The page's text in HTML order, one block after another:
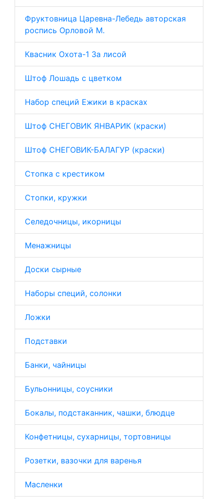
Фруктовница Царевна-Лебедь авторская
роспись Орловой М.
Квасник Охота-1 За лисой
Штоф Лошадь с цветком
Набор специй Ежики в красках
Штоф СНЕГОВИК ЯНВАРИК (краски)
Штоф СНЕГОВИК-БАЛАГУР (краски)
Стопка с крестиком
Стопки, кружки
Селедочницы, икорницы
Менажницы
Доски сырные
Наборы специй, солонки
Ложки
Подставки
Банки, чайницы
Бульонницы, соусники
Бокалы, подстаканник, чашки, блюдце
Конфетницы, сухарницы, тортовницы
Розетки, вазочки для варенья
Масленки